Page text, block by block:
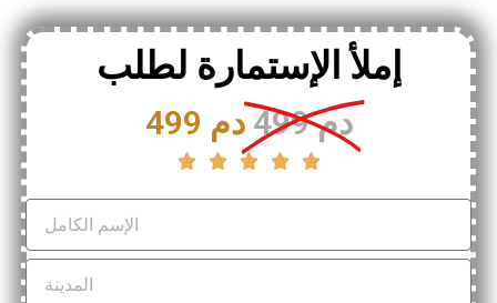
إملأ الإستمارة لطلب
499 دم 499 دم
    